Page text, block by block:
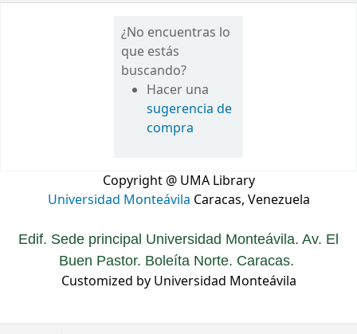
¿No encuentras lo
que estás
buscando?
Hacer una
sugerencia de
compra
Copyright @ UMA Library
Universidad Monteávila Caracas, Venezuela
Edif. Sede principal Universidad Monteávila. Av. El
Buen Pastor. Boleíta Norte. Caracas.
Customized by Universidad Monteávila